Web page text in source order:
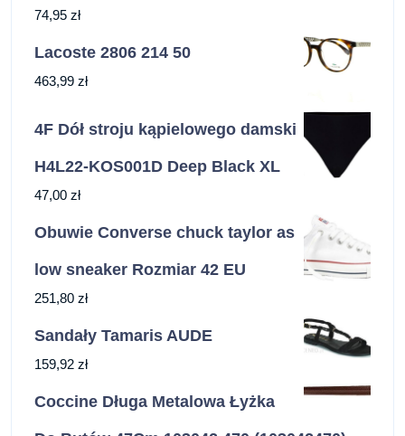
74,95 zł
Lacoste 2806 214 50
463,99 zł
4F Dół stroju kąpielowego damski
H4L22-KOS001D Deep Black XL
47,00 zł
Obuwie Converse chuck taylor as
low sneaker Rozmiar 42 EU
251,80 zł
Sandały Tamaris AUDE
159,92 zł
Coccine Długa Metalowa Łyżka